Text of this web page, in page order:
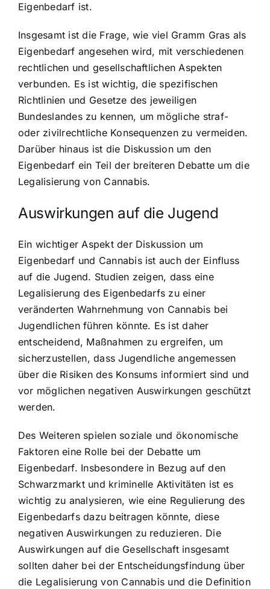
Eigenbedarf ist.
Insgesamt ist die Frage, wie viel Gramm Gras als
Eigenbedarf angesehen wird, mit verschiedenen
rechtlichen und gesellschaftlichen Aspekten
verbunden. Es ist wichtig, die spezifischen
Richtlinien und Gesetze des jeweiligen
Bundeslandes zu kennen, um mögliche straf-
oder zivilrechtliche Konsequenzen zu vermeiden.
Darüber hinaus ist die Diskussion um den
Eigenbedarf ein Teil der breiteren Debatte um die
Legalisierung von Cannabis.
Auswirkungen auf die Jugend
Ein wichtiger Aspekt der Diskussion um
Eigenbedarf und Cannabis ist auch der Einfluss
auf die Jugend. Studien zeigen, dass eine
Legalisierung des Eigenbedarfs zu einer
veränderten Wahrnehmung von Cannabis bei
Jugendlichen führen könnte. Es ist daher
entscheidend, Maßnahmen zu ergreifen, um
sicherzustellen, dass Jugendliche angemessen
über die Risiken des Konsums informiert sind und
vor möglichen negativen Auswirkungen geschützt
werden.
Des Weiteren spielen soziale und ökonomische
Faktoren eine Rolle bei der Debatte um
Eigenbedarf. Insbesondere in Bezug auf den
Schwarzmarkt und kriminelle Aktivitäten ist es
wichtig zu analysieren, wie eine Regulierung des
Eigenbedarfs dazu beitragen könnte, diese
negativen Auswirkungen zu reduzieren. Die
Auswirkungen auf die Gesellschaft insgesamt
sollten daher bei der Entscheidungsfindung über
die Legalisierung von Cannabis und die Definition